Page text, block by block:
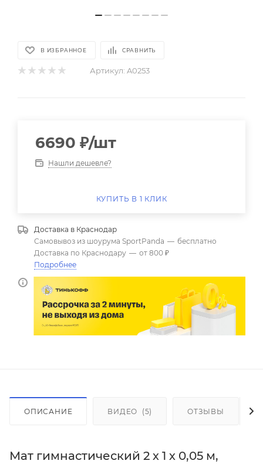
В ИЗБРАННОЕ СРАВНИТЬ
Артикул: A0253
6690 ₽/шт
Нашли дешевле?
КУПИТЬ В 1 КЛИК
Доставка в Краснодар
Самовывоз из шоурума SportPanda — бесплатно
Доставка по Краснодару — от 800 ₽
Подробнее
ОПИСАНИЕ ВИДЕО (5) ОТЗЫВЫ
Мат гимнастический 2 х 1 х 0,05 м,